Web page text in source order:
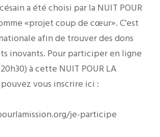
a été choisi par la NUIT POUR
«projet coup de cœur». C’est
afin de trouver des dons
inovants. Pour participer en ligne
à cette NUIT POUR LA
vous inscrire ici :
je-participe